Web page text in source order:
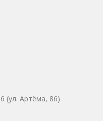
(ул. Артёма, 86)